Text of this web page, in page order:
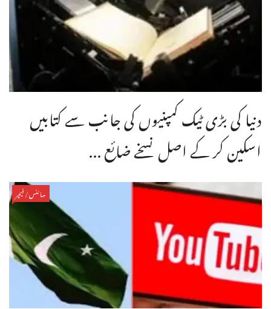
دنیا کی بڑی ٹیک کمپنیوں کی جانب سے کتابیں
اسکین کر کے اصل نسخے ضائع ...
سائنس/فیچر